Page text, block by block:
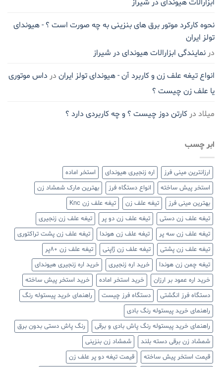
ابزارالات هیوندای در شیراز
نحوه کارکرد موتور برق های بنزینی به چه صورت است ؟ - هیوندای
تولز ایران
در نمایندگی ابزارالات هیوندای در شیراز
انواع تیغه علف زن و کاربرد آن - هیوندای تولز ایران در داس موتوری
یا علف زن چیست ؟
میلاد در کارتن دوز چیست ؟ و چه کاربردی دارد ؟
ابر چسب
ارزانترین مینی فرز اره زنجیری هیوندای
استخر اماده
استخر پیش ساخته
انواع دستگاه فرز
بهترین مارک شمشاد زن
بهترین مینی فرز
تیغه علف زن
تیغه علف زن Knc
تیغه علف زن دستی
تیغه علف زن دو پر
تیغه علف زن زنجیری
تیغه علف زن سه پر
تیغه علف زن هوندا
تیغه علف زن پشت تراکتوری
تیغه علف زن پشتی
تیغه علف زن ژاپنی
تیغه علف زن ۸۰پر
تیغه چمن زن هوندا
خرید اره زنجیری
خرید اره زنجیری هیوندای
خرید اره عمود بر ارزان
خرید استخر اماده
خرید استخر پیش ساخته
دستگاه فرز انگشتی
دستگاه فرز چیست
راهنمای خرید پیستوله رنگ
راهنمای خرید پیستوله رنگ بادی
راهنمای خرید پیستوله رنگ پاش بادی و برقی
رنگ پاش دستی بدون برق
شمشاد زن برقی دسته بلند
شمشاد زن بنزینی
قیمت استخر پیش ساخته
قیمت تیغه دو پر علف زن